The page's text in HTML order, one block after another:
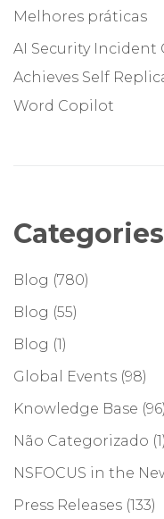
Melhores práticas
AI Security Incident
Achieves Self
Word Copilot
Categories
Blog (780)
Blog (55)
Blog (1)
Global Events (98)
Knowledge Base (96)
Não Categorizado (1)
NSFOCUS in the
Press Releases (133)